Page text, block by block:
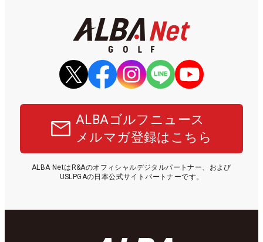
ALBAゴルフニュース
メルマガ登録はこちら
ALBA NetはR&Aのオフィシャルデジタルパートナー、および
USLPGAの日本公式サイトパートナーです。